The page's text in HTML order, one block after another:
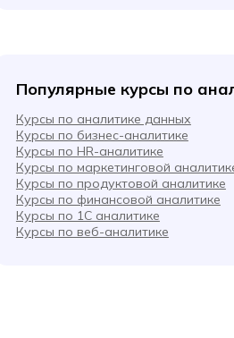
Популярные курсы по
Курсы по аналитике данных
Курсы по бизнес-аналитике
Курсы по HR-аналитике
Курсы по маркетинговой
Курсы по продуктовой аналитике
Курсы по финансовой аналитике
Курсы по 1С аналитике
Курсы по веб-аналитике